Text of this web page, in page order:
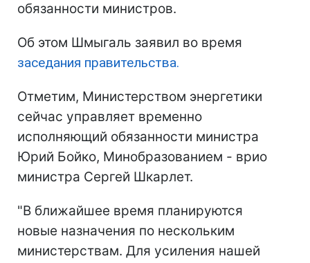
обязанности министров.
Об этом Шмыгаль заявил во время
заседания правительства.
Отметим, Министерством энергетики
сейчас управляет временно
исполняющий обязанности министра
Юрий Бойко, Минобразованием - врио
министра Сергей Шкарлет.
"В ближайшее время планируются
новые назначения по нескольким
министерствам. Для усиления нашей